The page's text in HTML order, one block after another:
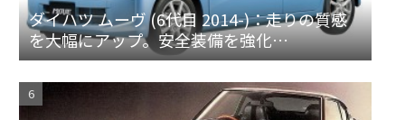
ダイハツ ムーヴ (6代目 2014-)：走りの質感
を大幅にアップ。安全装備を強化
[LA150/160S]